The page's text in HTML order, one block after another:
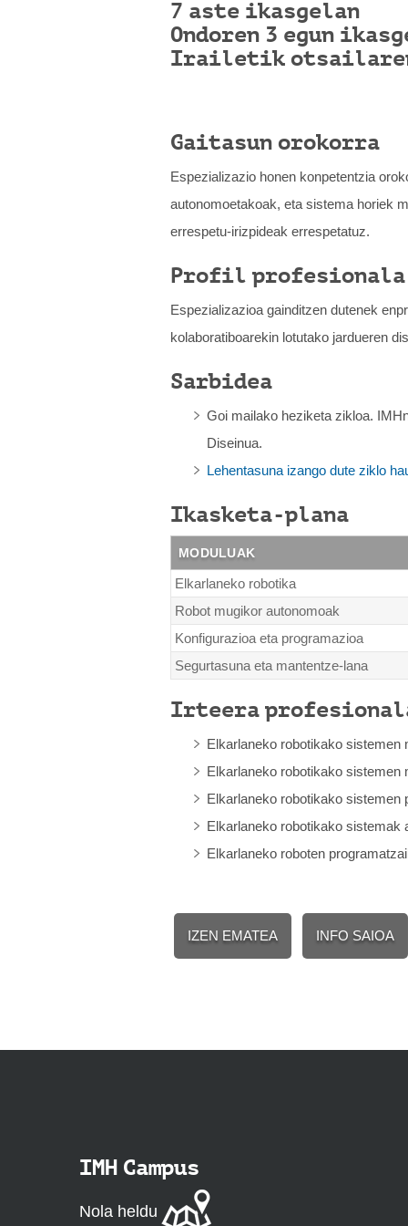
7 aste ikasgelan
Ondoren 3 egun
Irailetik otsailaren
Gaitasun orokorra
Espezializazio honen konpetentzia
autonomoetakoak, eta sistema horiek
errespetu-irizpideak errespetatuz.
Profil profesionala
Espezializazioa gainditzen dutenek
kolaboratiboarekin lotutako jardueren
Sarbidea
Goi mailako heziketa zikloa.
Diseinua.
Lehentasuna izango dute ziklo
Ikasketa-plana
MODULUAK
Elkarlaneko robotika
Robot mugikor autonomoak
Konfigurazioa eta programazioa
Segurtasuna eta mantentze-lana
Irteera
Elkarlaneko robotikako sistemen
Elkarlaneko robotikako sistemen
Elkarlaneko robotikako sistemen
Elkarlaneko robotikako sistemak
Elkarlaneko roboten
IZEN EMATEA INFO SAIOA
IMH Campus
Nola heldu